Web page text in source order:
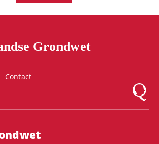
Grondwet
Contact
Logo